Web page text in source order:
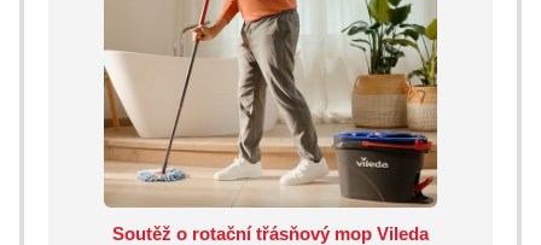
Soutěž o rotační třásňový mop Vileda